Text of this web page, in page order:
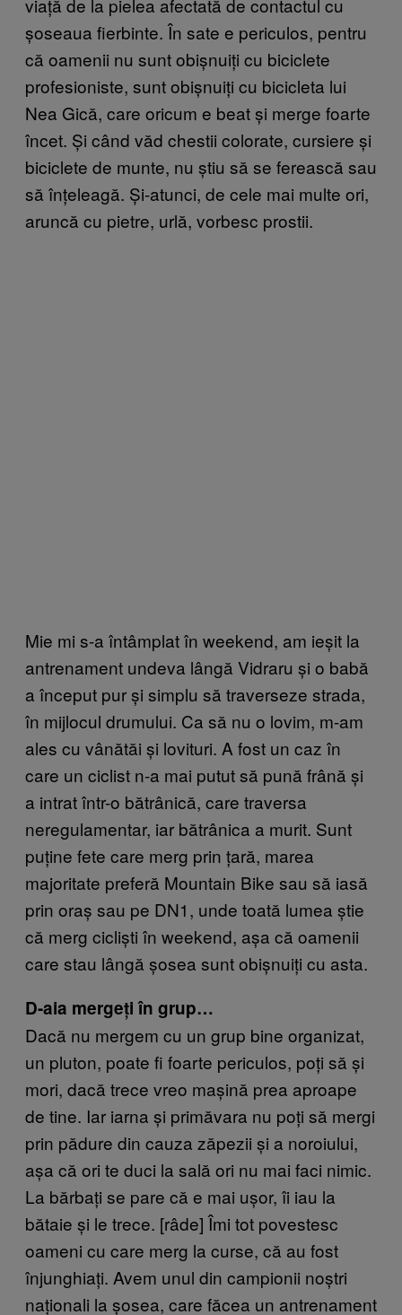
șoseaua fierbinte. În sate e periculos, pentru
că oamenii nu sunt obișnuiți cu biciclete
profesioniste, sunt obișnuiți cu bicicleta lui
Nea Gică, care oricum e beat și merge foarte
încet. Și când văd chestii colorate, cursiere și
biciclete de munte, nu știu să se ferească sau
să înțeleagă. Și-atunci, de cele mai multe ori,
aruncă cu pietre, urlă, vorbesc prostii.
Mie mi s-a întâmplat în weekend, am ieșit la
antrenament undeva lângă Vidraru și o babă
a început pur și simplu să traverseze strada,
în mijlocul drumului. Ca să nu o lovim, m-am
ales cu vânătăi și lovituri. A fost un caz în
care un ciclist n-a mai putut să pună frână și
a intrat într-o bătrânică, care traversa
neregulamentar, iar bătrânica a murit. Sunt
puține fete care merg prin țară, marea
majoritate preferă Mountain Bike sau să iasă
prin oraș sau pe DN1, unde toată lumea știe
că merg cicliști în weekend, așa că oamenii
care stau lângă șosea sunt obișnuiți cu asta.
D-aia mergeți în grup…
Dacă nu mergem cu un grup bine organizat,
un pluton, poate fi foarte periculos, poți să și
mori, dacă trece vreo mașină prea aproape
de tine. Iar iarna și primăvara nu poți să mergi
prin pădure din cauza zăpezii și a noroiului,
așa că ori te duci la sală ori nu mai faci nimic.
La bărbați se pare că e mai ușor, îi iau la
bătaie și le trece. [râde] Îmi tot povestesc
oameni cu care merg la curse, că au fost
înjunghiați. Avem unul din campionii noștri
naționali la șosea, care făcea un antrenament